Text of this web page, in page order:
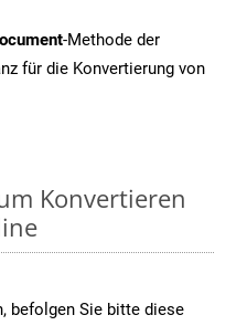
-Methode der
für die Konvertierung von
Konvertieren
befolgen Sie bitte diese